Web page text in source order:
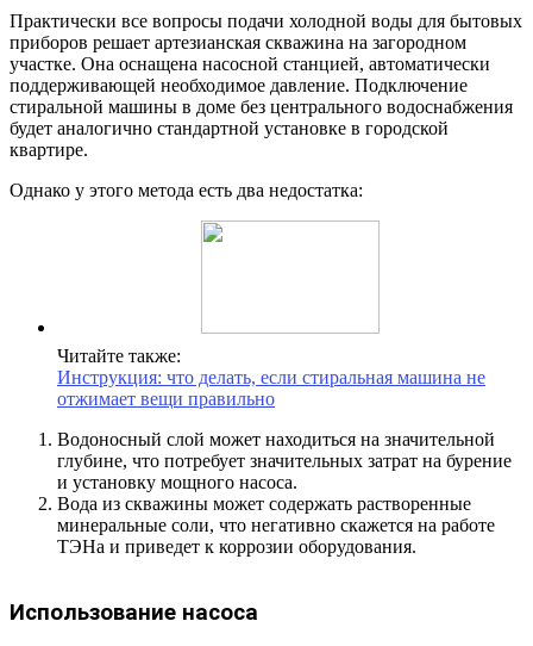
Практически все вопросы подачи холодной воды для бытовых
приборов решает артезианская скважина на загородном
участке. Она оснащена насосной станцией, автоматически
поддерживающей необходимое давление. Подключение
стиральной машины в доме без центрального водоснабжения
будет аналогично стандартной установке в городской
квартире.
Однако у этого метода есть два недостатка:
Читайте также:
Инструкция: что делать, если стиральная машина не
отжимает вещи правильно
Водоносный слой может находиться на значительной
глубине, что потребует значительных затрат на бурение
и установку мощного насоса.
Вода из скважины может содержать растворенные
минеральные соли, что негативно скажется на работе
ТЭНа и приведет к коррозии оборудования.
Использование насоса